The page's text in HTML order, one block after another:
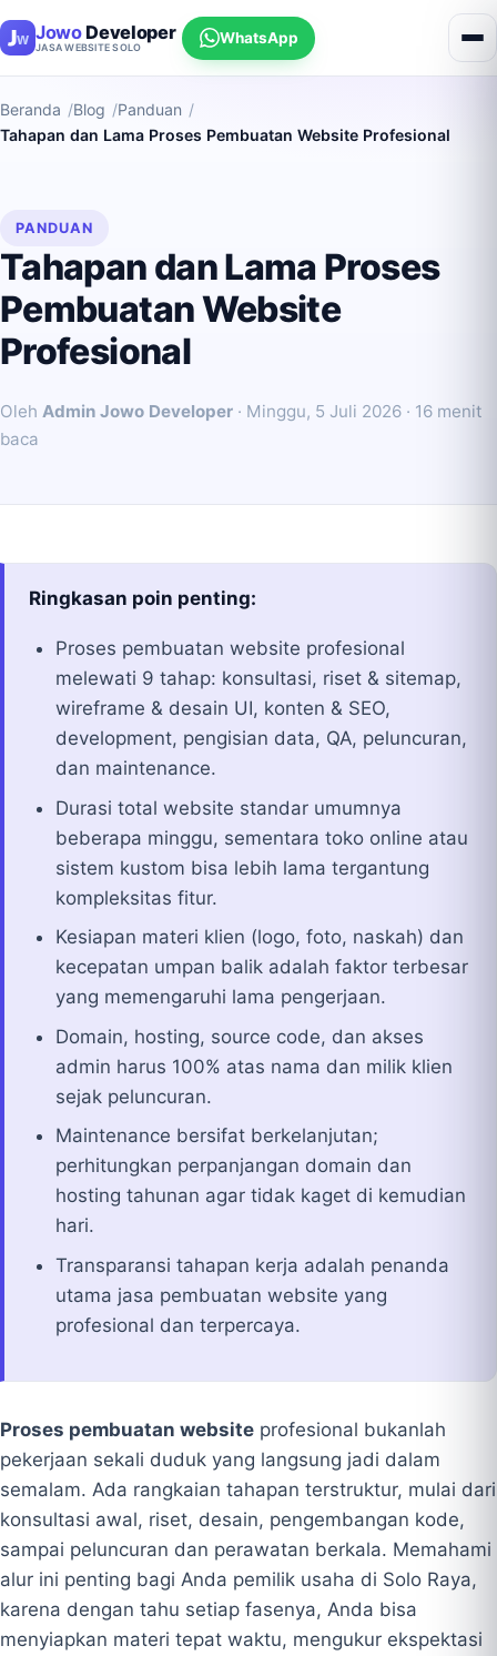
JowoDeveloper
JASA WEBSITE SOLO
WhatsApp
Beranda Blog
Panduan
Tahapan dan Lama Proses Pembuatan Website Profesional
PANDUAN
Tahapan dan Lama Proses
Pembuatan Website
Profesional
Oleh Admin Jowo Developer · Minggu, 5 Juli 2026 · 16 menit
baca
Ringkasan poin penting:
Proses pembuatan website profesional
melewati 9 tahap: konsultasi, riset & sitemap,
wireframe & desain UI, konten & SEO,
development, pengisian data, QA, peluncuran,
dan maintenance.
Durasi total website standar umumnya
beberapa minggu, sementara toko online atau
sistem kustom bisa lebih lama tergantung
kompleksitas fitur.
Kesiapan materi klien (logo, foto, naskah) dan
kecepatan umpan balik adalah faktor terbesar
yang memengaruhi lama pengerjaan.
Domain, hosting, source code, dan akses
admin harus 100% atas nama dan milik klien
sejak peluncuran.
Maintenance bersifat berkelanjutan;
perhitungkan perpanjangan domain dan
hosting tahunan agar tidak kaget di kemudian
hari.
Transparansi tahapan kerja adalah penanda
utama jasa pembuatan website yang
profesional dan terpercaya.
Proses pembuatan website profesional bukanlah
pekerjaan sekali duduk yang langsung jadi dalam
semalam. Ada rangkaian tahapan terstruktur, mulai dari
konsultasi awal, riset, desain, pengembangan kode,
sampai peluncuran dan perawatan berkala. Memahami
alur ini penting bagi Anda pemilik usaha di Solo Raya,
karena dengan tahu setiap fasenya, Anda bisa
menyiapkan materi tepat waktu, mengukur ekspektasi